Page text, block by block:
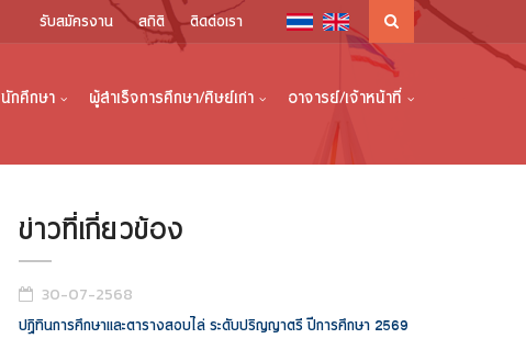
รับสมัครงาน สถิติ ติดต่อเรา
นักศึกษา ผู้สำเร็จการศึกษา/ศิษย์เก่า อาจารย์/เจ้าหน้าที่
ข่าวที่เกี่ยวข้อง
30-07-2568
ปฎิทินการศึกษาและตารางสอบไล่ ระดับปริญญาตรี ปีการศึกษา 2569